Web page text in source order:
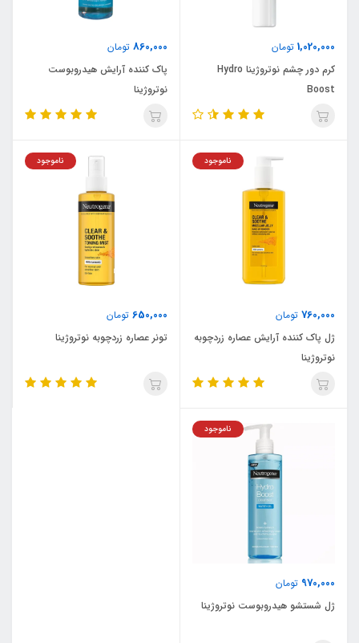
1,020,000 تومان
کرم دور چشم نوتروژینا Hydro
Boost
860,000 تومان
پاک کننده آرایش هیدروبوست
نوتروژینا
760,000 تومان
ناموجود
ژل پاک کننده آرایش عصاره زردچوبه
نوتروژینا
650,000 تومان
ناموجود
تونر عصاره زردچوبه نوتروژینا
970,000 تومان
ناموجود
ژل شستشو هیدروبوست نوتروژینا